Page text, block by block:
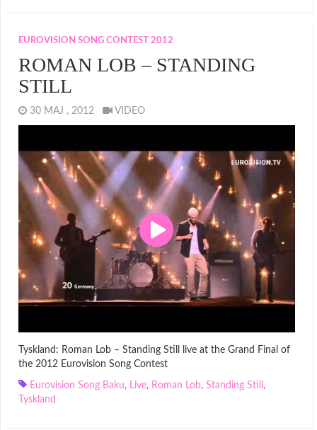
EUROVISION SONG CONTEST 2012
ROMAN LOB – STANDING
STILL
30 MAJ , 2012 VIDEO
Tyskland: Roman Lob – Standing Still live at the Grand Final of
the 2012 Eurovision Song Contest
Eurovision Song Baku, Live, Roman Lob, Standing Still ,
Tyskland